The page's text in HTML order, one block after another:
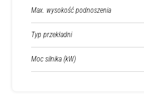
Max. wysokość podnoszenia
Typ przekładni
Moc silnika (kW)